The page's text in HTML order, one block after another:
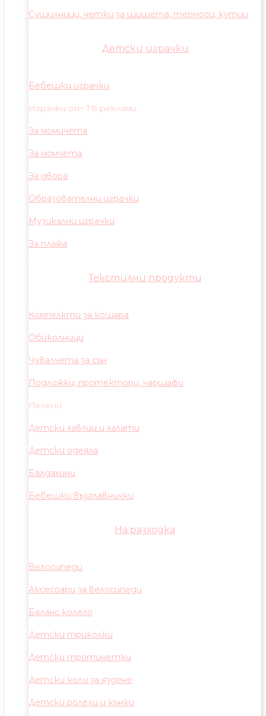
Сушилници, четки за шишета, термоси, кутии
Детски играчки
Бебешки играчки
Играчки от ТВ реклами
За момичета
За момчета
За двора
Образователни играчки
Музикални играчки
За плажа
Текстилни продукти
Компелкти за кошара
Обиколници
Чувалчета за сън
Подложки, протектори, чаршафи
Пелени
Детски хавлии и халати
Детски одеяла
Балдахини
Бебешки възглавнички
На разходка
Велосипеди
Аксесоари за велосипеди
Баланс колело
Детски триколки
Детски тротинетки
Детски коли за яздене
Детски ролели и кънки